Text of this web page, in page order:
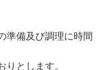
準備及び調理に時間
とします。